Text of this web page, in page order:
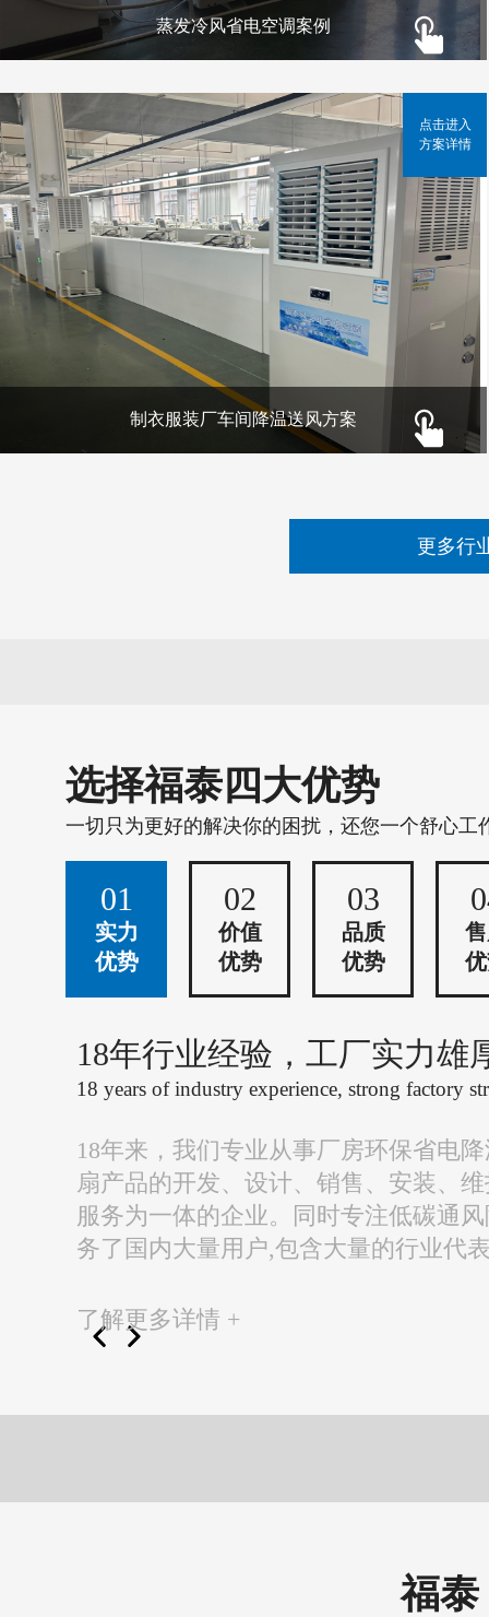
蒸发冷风省电空调案例
制衣服装厂车间降温送风方案
点击进入
方案详情
更多行
选择福泰四大优势
一切只为更好的解决你的困扰，还您一个舒心工
01
实力
优势
02
价值
优势
03
品质
优势
18年行业经验，工厂实力雄
18 years of industry experience, strong factory
18年来，我们专业从事厂房环保省电
扇产品的开发、设计、销售、安装、
服务为一体的企业。同时专注低碳通
务了国内大量用户,包含大量的行业代
了解更多详情 +
福泰